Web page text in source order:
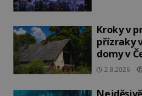
Kroky v
přízraky
domy v
2.8.2026